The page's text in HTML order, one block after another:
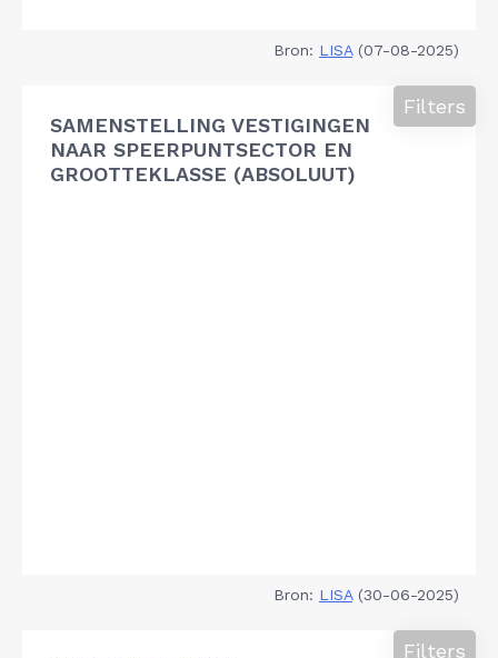
Bron: LISA(07-08-2025)
SAMENSTELLING VESTIGINGEN
NAAR SPEERPUNTSECTOR EN
GROOTTEKLASSE (ABSOLUUT)
Filters
Bron: LISA(30-06-2025)
Filters